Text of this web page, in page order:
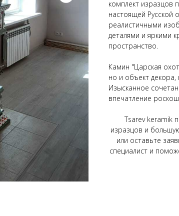
комплект изразцов
настоящей Русской
реалистичными
деталями и яркими
пространство.
Камин "Царская
но и объект декора,
Изысканное
впечатление
Tsarev keramik
изразцов и
или оставьте
специалист и